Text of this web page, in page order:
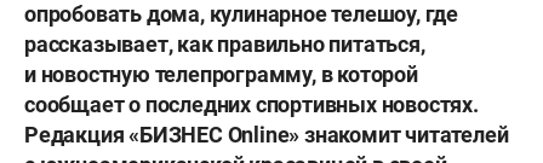
опробовать дома, кулинарное телешоу, где
рассказывает, как правильно питаться,
и новостную телепрограмму, в которой
сообщает о последних спортивных новостях.
Редакция «БИЗНЕС Online» знакомит читателей